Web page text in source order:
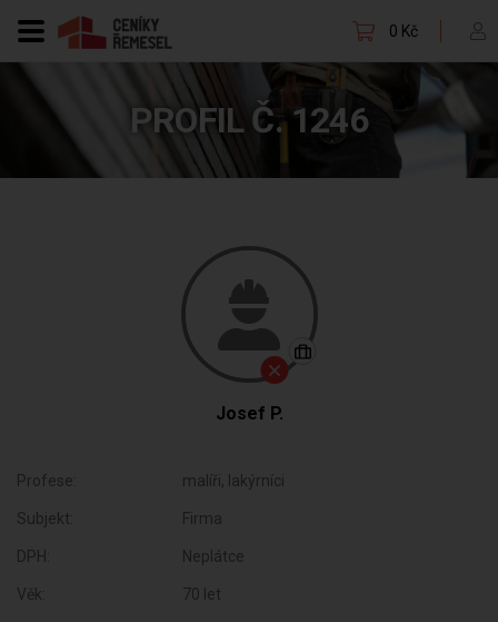
0 Kč
PROFIL Č. 1246
Josef P.
Profese: malíři, lakýrníci
Subjekt: Firma
DPH: Neplátce
Věk: 70 let